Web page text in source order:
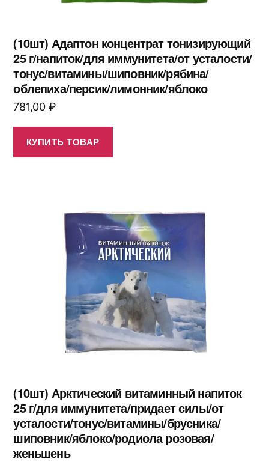
(10шт) Адаптон концентрат тонизирующий
25 г/напиток/для иммунитета/от усталости/
тонус/витамины/шиповник/рябина/
облепиха/персик/лимонник/яблоко
781,00 ₽
КУПИТЬ ТОВАР
(10шт) Арктический витаминный напиток
25 г/для иммунитета/придает силы/от
усталости/тонус/витамины/брусника/
шиповник/яблоко/родиола розовая/
женьшень